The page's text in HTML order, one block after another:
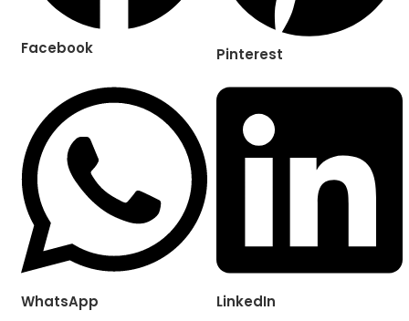
Facebook Pinterest
WhatsApp LinkedIn